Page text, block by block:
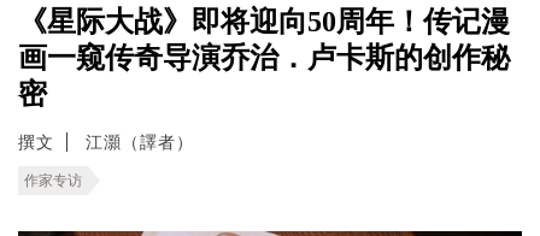
《星际大战》即将迎向50周年！传记漫
画一窥传奇导演乔治．卢卡斯的创作秘
密
撰文 江灝（譯者）
作家专访